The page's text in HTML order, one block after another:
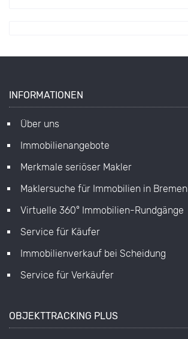
INFORMATIONEN
Über uns
Immobilienangebote
Merkmale seriöser Makler
Maklersuche für Immobilien in Bremen
Virtuelle 360° Immobilien-Rundgänge
Service für Käufer
Immobilienverkauf bei Scheidung
Service für Verkäufer
OBJEKTTRACKING PLUS